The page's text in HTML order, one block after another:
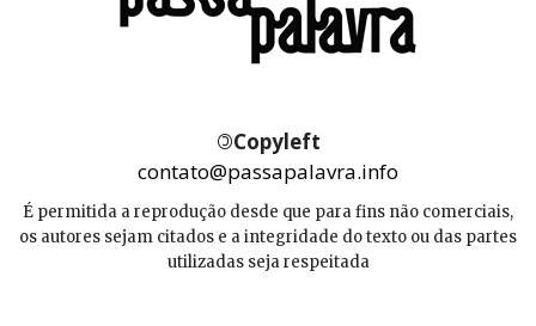
©Copyleft
contato@passapalavra.info
É permitida a reprodução desde que para fins não comerciais,
os autores sejam citados e a integridade do texto ou das partes
utilizadas seja respeitada